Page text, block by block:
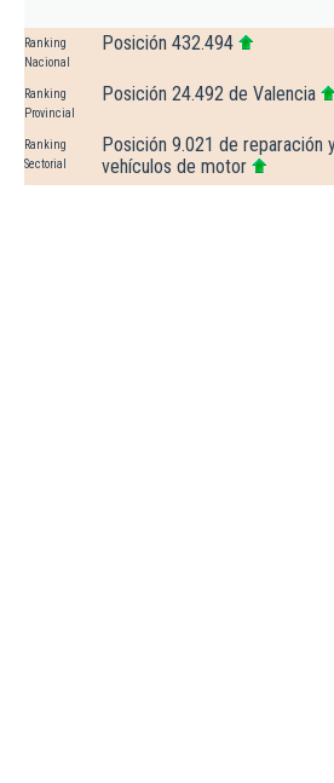
Ranking
Nacional
Posición 432.494
Ranking
Provincial
Posición 24.492 de Valencia
Ranking
Sectorial
Posición 9.021 de reparación
vehículos de motor